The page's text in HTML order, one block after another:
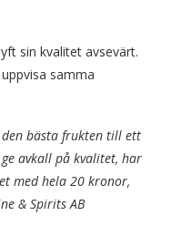
sin kvalitet avsevärt.
samma
bästa frukten till ett
avkall på kvalitet, har
med hela 20 kronor,
& Spirits AB